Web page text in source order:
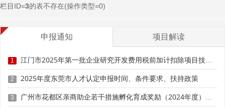
元补贴(如山东);
成果转化项目可申请产业化资金支持(如深圳最高补贴
300万元)。
2. 优先对接资本市场
技术中心资质可提升企业估值，吸引风险投资、产业基
金关注;
栏目ID=3的表不存在(操作类型=0)
申报通知 项目解读
1 江门市2025年第一批企业研究开发费用税前加计扣除项目技术鉴定申报时间、条件要求
2 2025年度东莞市人才认定申报时间、条件要求、扶持政策
3 广州市花都区亲商助企若干措施孵化育成奖励（2024年度）申报时间、条件要求、补助奖励